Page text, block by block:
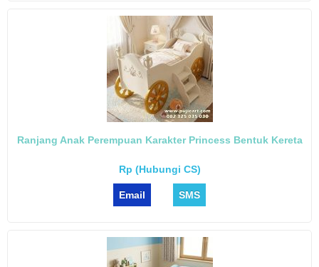
Ranjang Anak Perempuan Karakter Princess Bentuk Kereta
Rp (Hubungi CS)
Email SMS